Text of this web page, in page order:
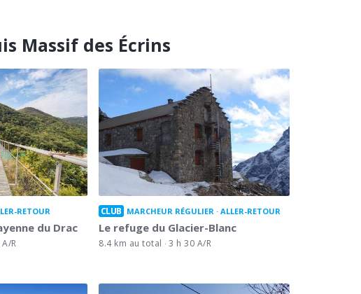
Massif des Écrins
RETOUR
du Drac
R
CLUB MARCHEUR RÉGULIER ALLER-RETOUR
Le refuge du Glacier-Blanc
8.4 km au total 3 h 30 A/R